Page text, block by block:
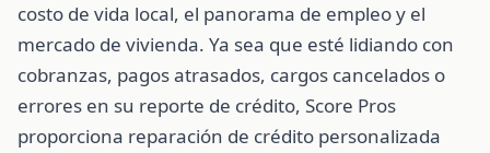
costo de vida local, el panorama de empleo y el
mercado de vivienda. Ya sea que esté lidiando con
cobranzas, pagos atrasados, cargos cancelados o
errores en su reporte de crédito, Score Pros
proporciona reparación de crédito personalizada